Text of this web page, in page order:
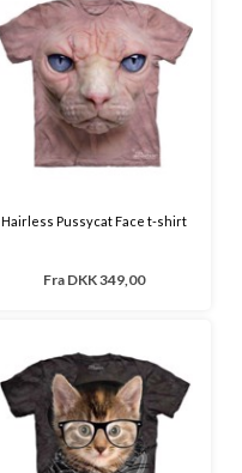
Hairless Pussycat Face t-shirt
Fra DKK 349,00